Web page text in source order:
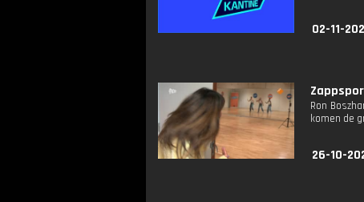
02-11-
Ron
komen de
26-10-